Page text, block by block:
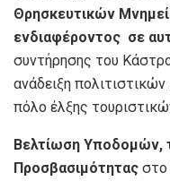
Θρησκευτικών
ενδιαφέροντος σε
συντήρησης του
ανάδειξη
πόλο έλξης
Βελτίωση Υποδομών,
Προσβασιμότητας στο